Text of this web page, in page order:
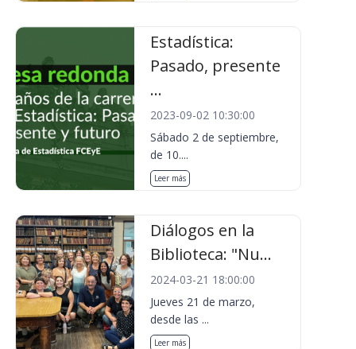
Estadística:
Pasado, presente
...
2023-09-02 10:30:00
Sábado 2 de septiembre,
de 10....
Leer más
Diálogos en la
Biblioteca: "Nu...
2024-03-21 18:00:00
Jueves 21 de marzo,
desde las ...
Leer más